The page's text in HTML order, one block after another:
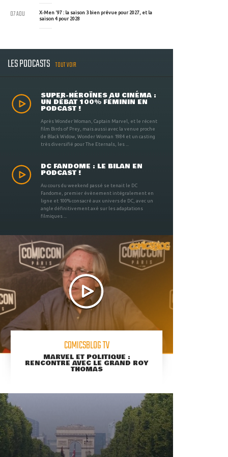
X-Men '97 : la saison 3 bien prévue pour 2027, et la
saison 4 pour 2028
07 AOU
LES PODCASTS TOUT VOIR
SUPER-HÉROÏNES AU CINÉMA :
UN DÉBAT 100% FÉMININ EN
PODCAST !
Après Wonder Woman, Captain Marvel, et le récent
film Birds of Prey, mais aussi avec la venue proche
de Black Widow, Wonder Woman 1984 et un casting
très diversifié pour The Eternals, les ...
DC FANDOME : LE BILAN EN
PODCAST !
Au cours du weekend passé se tenait le DC
Fandome, premier évènement intégralement en
ligne et 100% consacré aux univers de DC, avec un
angle définitivement axé sur les adaptations
filmiques ...
COMICSBLOG TV
MARVEL ET POLITIQUE :
RENCONTRE AVEC LE GRAND ROY
THOMAS